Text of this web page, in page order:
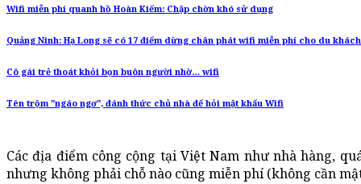
Wifi miễn phí quanh hồ Hoàn Kiếm: Chập chờn khó sử dụng
Quảng Ninh: Hạ Long sẽ có 17 điểm dừng chân phát wifi miễn phí cho du khách
Cô gái trẻ thoát khỏi bọn buôn người nhờ… wifi
Tên trộm "ngáo ngơ", đánh thức chủ nhà để hỏi mật khẩu Wifi
Các địa điểm công cộng tại Việt Nam như nhà hàng,
nhưng không phải chỗ nào cũng miễn phí (không cần